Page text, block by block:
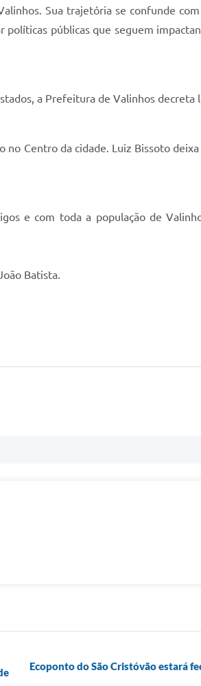
Sua trajetória se confunde
públicas que seguem
a Prefeitura de Valinhos
Centro da cidade. Luiz Bissoto
e com toda a população de
Batista.
Ecoponto do São Cristóvão estará